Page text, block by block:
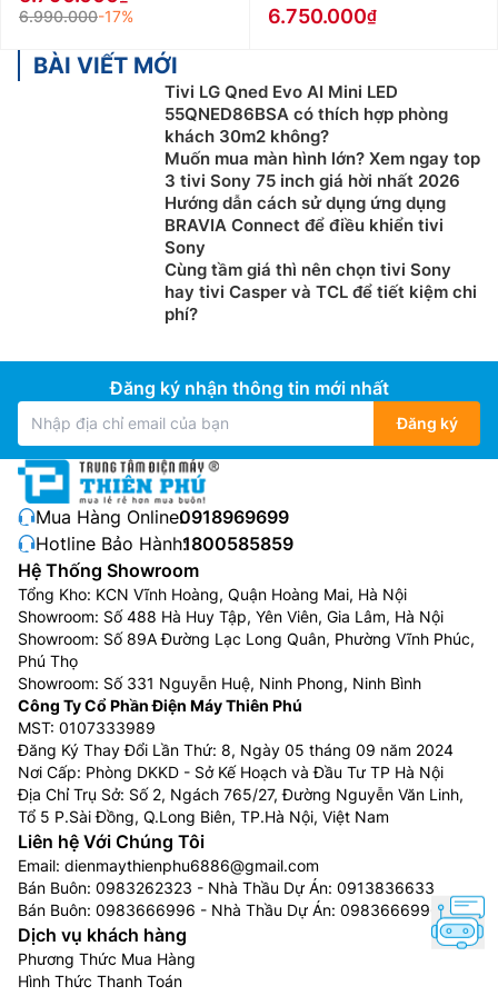
công nghệ hiển thị tiên tiến và thiết kế tinh tế. Công
nghệ Organic Light Emitting Diode (OLED) cho phép
mỗi điểm ảnh tự phát sáng, tạo ra độ tương phản vượt
trội và màu sắc chính xác mà không cần đến tấm nền.
Cũng nhờ vậy mà các sản phẩm tivi Samsung OLED
thường được thiết kế viền mỏng giúp tạo cảm giác
sang trọng, hiện đại, hòa quyện với không gian sống
Tivi Samsung Neo QLED
Đây là dòng tivi cao cấp với công nghệ Neo QLED của
Samsung, được sản xuất ở độ phân giải 4K hoặc 8K
như Quantum Matrix, HDR và​​Mini LED Panels đảm bảo
hình ảnh có độ tương phản và độ sáng tuyệt vời. Dòng
tivi Samsung Neo QLED này cũng trang bị công nghệ
âm thanh cao cấp là Object Tracking Sound Pro
(OTSPro) và Dolby Atmos.
Phân loại tivi Samsung theo kích thước
màn hình
Tivi Samsung 32 inch
Tivi Samsung 32 inchphù hợp với những căn phòng
có diện tích nhỏ, dễ dàng di chuyển và lắp đặt ở nhiều
vị trí trong căn phòng. Tivi Samsung 32 inch có giá từ
4 triệu đến hơn 10 triệu đồng.
Tivi Samsung 43 inch
Tivi Samsung 43 inchphù hợp lắp đặt ở trong những
không gian có diện tích từ 15m2 – 20m2 như phòng
làm việc, phòng họp,… Để bảo vệ sức khỏe của mắt
cho tất cả các thành viên trong gia đình nên đặt Tivi
có kích thước 43 inch ở khoảng cách từ 1.5m – 1.76m.
Giá bán tivi Samsung 43 inch giao động từ 6 đến 10
triệu.
6.990.000-17% 6.750.000
BÀI VIẾT MỚI
Tivi LG Qned Evo AI Mini LED
55QNED86BSA có thích hợp phòng
khách 30m2 không?
Muốn mua màn hình lớn? Xem ngay top
3 tivi Sony 75 inch giá hời nhất 2026
Hướng dẫn cách sử dụng ứng dụng
BRAVIA Connect để điều khiển tivi
Sony
Cùng tầm giá thì nên chọn tivi Sony
hay tivi Casper và TCL để tiết kiệm chi
phí?
Đăng ký nhận thông tin mới nhất
Đăng ký
Mua Hàng Online:0918969699
Hotline Bảo Hành:1800585859
Hệ Thống Showroom
Tổng Kho: KCN Vĩnh Hoàng, Quận Hoàng Mai, Hà Nội
Showroom: Số 488 Hà Huy Tập, Yên Viên, Gia Lâm, Hà Nội
Showroom: Số 89A Đường Lạc Long Quân, Phường Vĩnh Phúc,
Phú Thọ
Showroom: Số 331 Nguyễn Huệ, Ninh Phong, Ninh Bình
Công Ty Cổ Phần Điện Máy Thiên Phú
MST: 0107333989
Đăng Ký Thay Đổi Lần Thứ: 8, Ngày 05 tháng 09 năm 2024
Nơi Cấp: Phòng DKKD - Sở Kế Hoạch và Đầu Tư TP Hà Nội
Địa Chỉ Trụ Sở: Số 2, Ngách 765/27, Đường Nguyễn Văn Linh,
Tổ 5 P.Sài Đồng, Q.Long Biên, TP.Hà Nội, Việt Nam
Liên hệ Với Chúng Tôi
Email: dienmaythienphu6886@gmail.com
Bán Buôn: 0983262323 - Nhà Thầu Dự Án: 0913836633
Bán Buôn: 0983666996 - Nhà Thầu Dự Án: 0983666996
Dịch vụ khách hàng
Phương Thức Mua Hàng
Hình Thức Thanh Toán